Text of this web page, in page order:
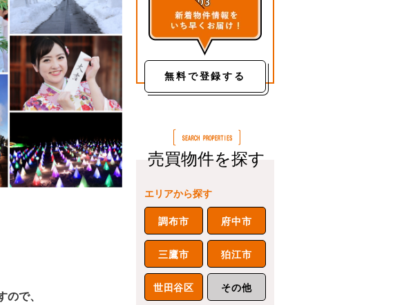
で、
無料で登録する
売買物件を探す
エリアから探す
調布市 府中市
三鷹市 狛江市
世田谷区 その他